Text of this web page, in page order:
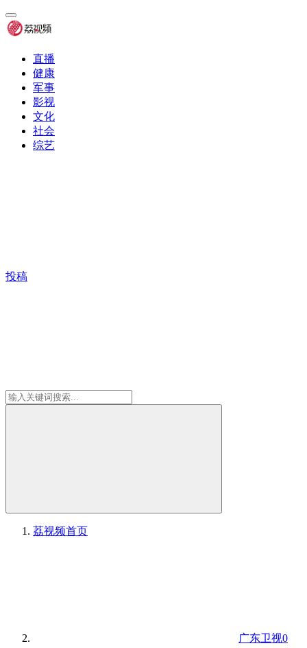
直播
健康
军事
影视
文化
社会
综艺
投稿
荔视频首页
广东卫视0